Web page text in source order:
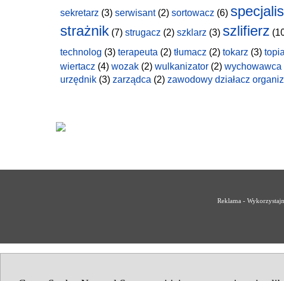
sekretarz (3) serwisant(2) sortowacz (6)
strażnik (7) strugacz (2) szklarz (3) szlifierz
technolog (3) terapeuta (2) tłumacz (2) tokarz (3)
wiertacz (4) wozak (2) wulkanizator (2) wychowawca
urzędnik (3) zarządca (2) zawodowy działacz
Reklama -